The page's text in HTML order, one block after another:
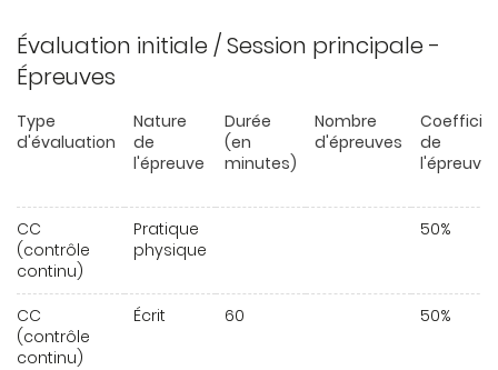
Évaluation initiale / Session principale -
Épreuves
Type
d'évaluation
Nature
de
l'épreuve
Durée
(en
minutes)
Nombre
d'épreuves
de
l'épreuve
CC
(contrôle
continu)
Pratique
physique
50%
CC
(contrôle
continu)
Écrit 60 50%